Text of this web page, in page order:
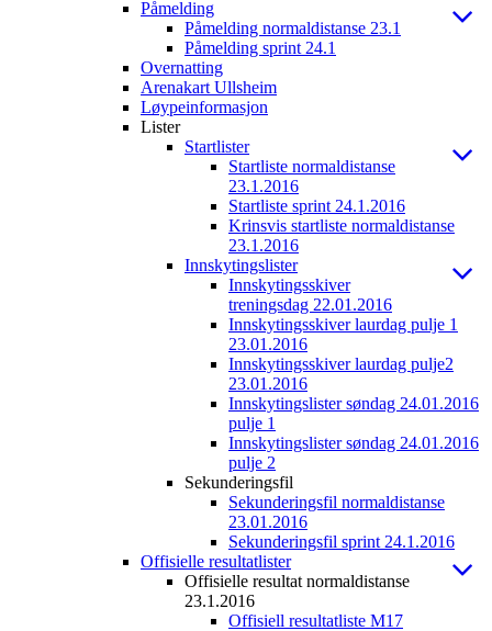
Påmelding
Påmelding normaldistanse 23.1
Påmelding sprint 24.1
Overnatting
Arenakart Ullsheim
Løypeinformasjon
Lister
Startlister
Startliste normaldistanse
23.1.2016
Startliste sprint 24.1.2016
Krinsvis startliste normaldistanse
23.1.2016
Innskytingslister
Innskytingsskiver
treningsdag 22.01.2016
Innskytingsskiver laurdag pulje 1
23.01.2016
Innskytingsskiver laurdag pulje2
23.01.2016
Innskytingslister søndag 24.01.2016
pulje 1
Innskytingslister søndag 24.01.2016
pulje 2
Sekunderingsfil
Sekunderingsfil normaldistanse
23.01.2016
Sekunderingsfil sprint 24.1.2016
Offisielle resultatlister
Offisielle resultat normaldistanse
23.1.2016
Offisiell resultatliste M17